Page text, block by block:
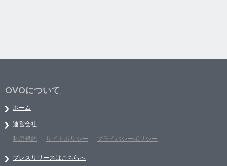
OVOについて
ホーム
運営会社
利用規約
サイトポリシー プライバシーポリシー
プレスリリースはこちらへ